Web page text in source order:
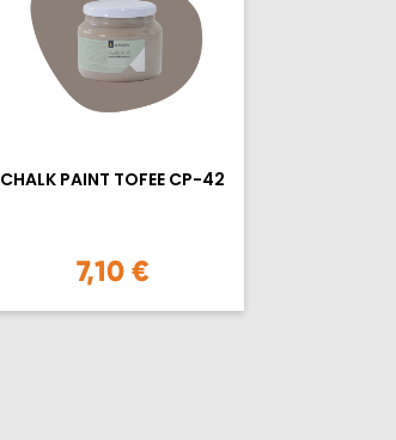
CHALK PAINT TOFEE CP-42
7,10 €